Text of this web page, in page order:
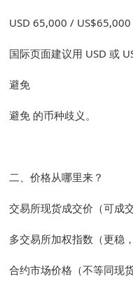
USD 65,000 / US$65,000
国际页面建议用 USD 或
避免
避免 的币种歧义。
二、价格从哪里来？
交易所现货成交价（可成
多交易所加权指数（更稳
合约市场价格（不等同现